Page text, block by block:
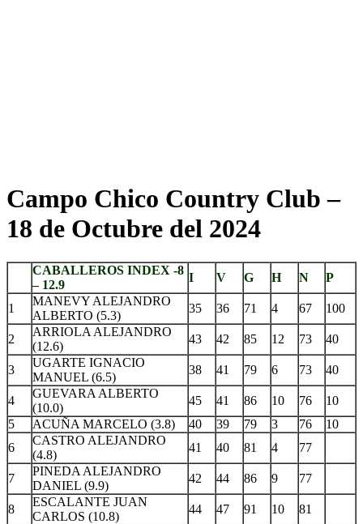
Campo Chico Country Club –
18 de Octubre del 2024
CABALLEROS INDEX -8
– 12.9
I V G H N P
1
MANEVY ALEJANDRO
ALBERTO (5.3)
35 36 71 4 67 100
2
ARRIOLA ALEJANDRO
(12.6)
43 42 85 12 73 40
3
UGARTE IGNACIO
MANUEL (6.5)
38 41 79 6 73 40
4
GUEVARA ALBERTO
(10.0)
45 41 86 10 76
10
5
ACUÑA MARCELO (3.8) 40 39 79 3 76
10
6
CASTRO ALEJANDRO
(4.8)
41 40 81 4 77
7
PINEDA ALEJANDRO
DANIEL (9.9)
42 44 86 9 77
8
ESCALANTE JUAN
CARLOS (10.8)
44 47 91 10
81